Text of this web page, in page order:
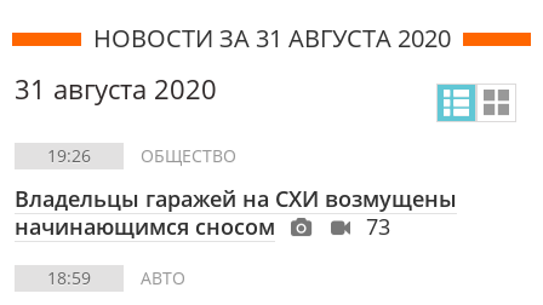
НОВОСТИ ЗА 31 АВГУСТА 2020
31 августа 2020
19:26 ОБЩЕСТВО
Владельцы гаражей на СХИ возмущены
начинающимся сносом
73
18:59 АВТО